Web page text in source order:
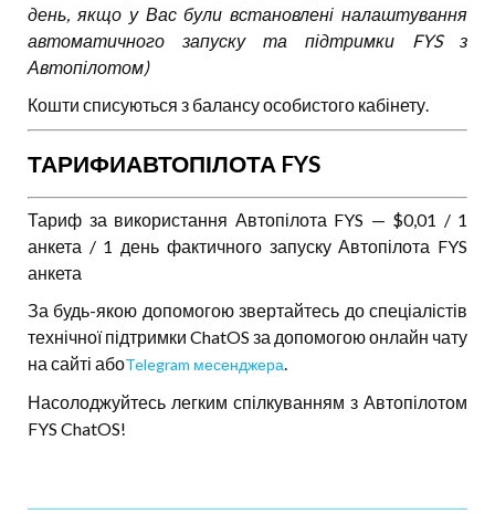
день, якщо у Вас були встановлені налаштування
автоматичного запуску та підтримки FYS з
Автопілотом)
Кошти списуються з балансу особистого кабінету.
ТАРИФИАВТОПІЛОТА FYS
Тариф за використання Автопілота FYS — $0,01 / 1
анкета / 1 день фактичного запуску Автопілота FYS
анкета
За будь-якою допомогою звертайтесь до спеціалістів
технічної підтримки ChatOS за допомогою онлайн чату
на сайті абоTelegram месенджера.
Насолоджуйтесь легким спілкуванням з Автопілотом
FYS ChatOS!